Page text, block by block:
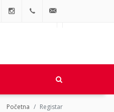
Početna Registar